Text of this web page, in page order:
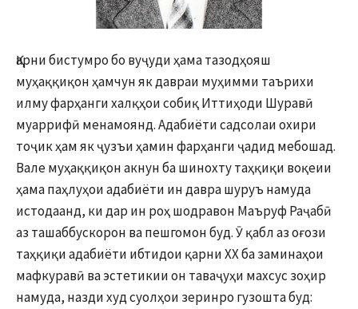
Қарни бистумро бо вуҷуди ҳама тазодҳояш
муҳаққиқон ҳамчун як давраи муҳимми таърихи
илму фарҳанги халқҳои собиқ Иттиҳоди Шуравӣ
муаррифӣ менамоянд. Адабиёти садсолаи охири
тоҷик ҳам як ҷузъи ҳамин фарҳанги ҷадид мебошад.
Вале муҳаққиқон акнун ба шинохту таҳқиқи воқеии
ҳама паҳлуҳои адабиёти ин давра шуруъ намуда
истодаанд, ки дар ин роҳ шодравон Маъруф Раҷабӣ
аз ташаббускорон ва пешгомон буд. Ӯ қабл аз оғози
таҳқиқи адабиёти ибтидои қарни XX ба заминаҳои
мафкуравӣ ва эстетикии он таваҷуҳи махсус зоҳир
намуда, назди худ суолҳои зеринро гузошта буд: